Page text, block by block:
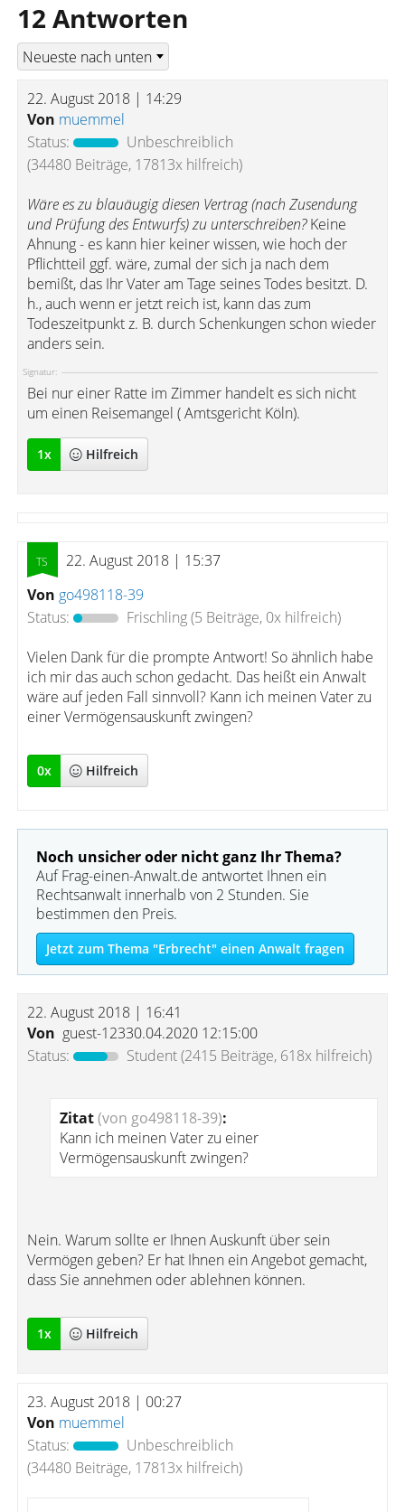
12 Antworten
22. August 2018 | 14:29
Von muemmel
Status:
Unbeschreiblich
(34480 Beiträge, 17813x hilfreich)
Wäre es zu blauäugig diesen Vertrag (nach Zusendung
und Prüfung des Entwurfs) zu unterschreiben?Keine
Ahnung - es kann hier keiner wissen, wie hoch der
Pflichtteil ggf. wäre, zumal der sich ja nach dem
bemißt, das Ihr Vater am Tage seines Todes besitzt. D.
h., auch wenn er jetzt reich ist, kann das zum
Todeszeitpunkt z. B. durch Schenkungen schon wieder
anders sein.
Signatur:
Bei nur einer Ratte im Zimmer handelt es sich nicht
um einen Reisemangel ( Amtsgericht Köln).
1x Hilfreich
22. August 2018 | 15:37
Von go498118-39
Status:
Frischling(5 Beiträge, 0x hilfreich)
Vielen Dank für die prompte Antwort! So ähnlich habe
ich mir das auch schon gedacht. Das heißt ein Anwalt
wäre auf jeden Fall sinnvoll? Kann ich meinen Vater zu
einer Vermögensauskunft zwingen?
0x Hilfreich
Noch unsicher oder nicht ganz Ihr Thema?
Auf Frag-einen-Anwalt.de antwortet Ihnen ein
Rechtsanwalt innerhalb von 2 Stunden. Sie
bestimmen den Preis.
Jetzt zum Thema "Erbrecht" einen Anwalt fragen
22. August 2018 | 16:41
Von guest-12330.04.2020 12:15:00
Status:
Student(2415 Beiträge, 618x hilfreich)
Zitat(von go498118-39):
Kann ich meinen Vater zu einer
Vermögensauskunft zwingen?
Nein. Warum sollte er Ihnen Auskunft über sein
Vermögen geben? Er hat Ihnen ein Angebot gemacht,
dass Sie annehmen oder ablehnen können.
1x Hilfreich
23. August 2018 | 00:27
Von muemmel
Status:
Unbeschreiblich
(34480 Beiträge, 17813x hilfreich)